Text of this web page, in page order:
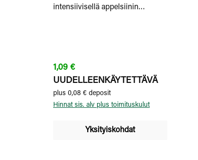
intensiivisellä appelsiinin
Normaali hinta:
1,09 €
UUDELLEENKÄYTETTÄVÄ
plus 0,08 € deposit
Hinnat sis. alv plus toimituskulut
Yksityiskohdat